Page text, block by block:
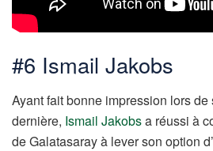
#6 Ismail Jakobs
Ayant fait bonne impression lors
dernière, Ismail Jakobsa réussi à
de Galatasaray à lever son option